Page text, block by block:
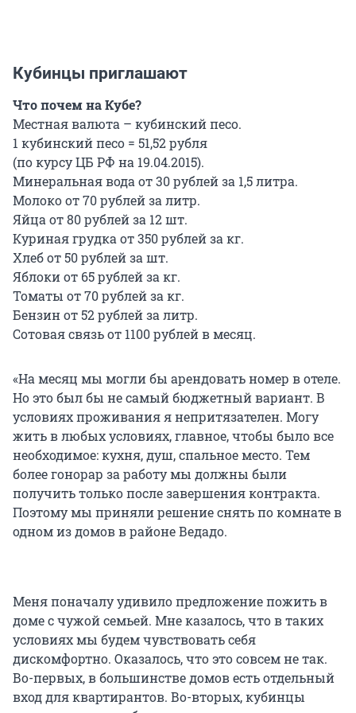
Кубинцы приглашают
Что почем на Кубе?
Местная валюта – кубинский песо.
1 кубинский песо = 51,52 рубля
(по курсу ЦБ РФ на 19.04.2015).
Минеральная вода от 30 рублей за 1,5 литра.
Молоко от 70 рублей за литр.
Яйца от 80 рублей за 12 шт.
Куриная грудка от 350 рублей за кг.
Хлеб от 50 рублей за шт.
Яблоки от 65 рублей за кг.
Томаты от 70 рублей за кг.
Бензин от 52 рублей за литр.
Сотовая связь от 1100 рублей в месяц.
«На месяц мы могли бы арендовать номер в отеле.
Но это был бы не самый бюджетный вариант. В
условиях проживания я непритязателен. Могу
жить в любых условиях, главное, чтобы было все
необходимое: кухня, душ, спальное место. Тем
более гонорар за работу мы должны были
получить только после завершения контракта.
Поэтому мы приняли решение снять по комнате в
одном из домов в районе Ведадо.
Меня поначалу удивило предложение пожить в
доме с чужой семьей. Мне казалось, что в таких
условиях мы будем чувствовать себя
дискомфортно. Оказалось, что это совсем не так.
Во-первых, в большинстве домов есть отдельный
вход для квартирантов. Во-вторых, кубинцы